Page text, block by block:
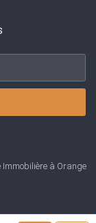
à Orange